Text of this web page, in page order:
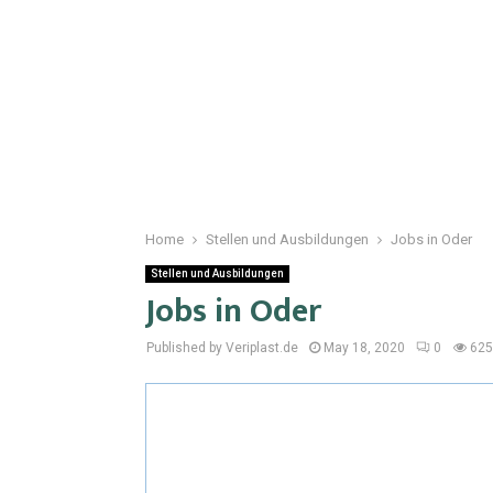
Home Stellen und Ausbildungen Jobs in Oder
Stellen und Ausbildungen
Jobs in Oder
Published by Veriplast.de May 18, 2020 0